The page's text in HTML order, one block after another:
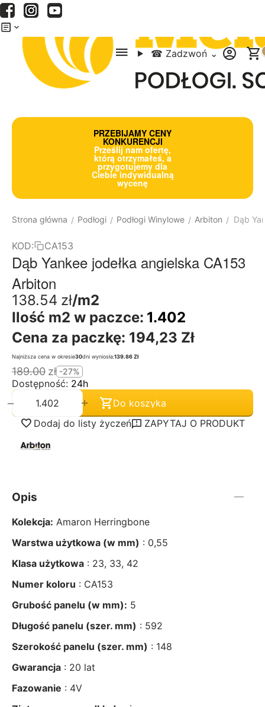
☎ Zadzwoń ⌄
PRZEBIJAMY CENY
KONKURENCJI
Prześlij nam ofertę,
którą otrzymałeś, a
przygotujemy dla
Ciebie indywidualną
wycenę
Strona główna / Podłogi / Podłogi Winylowe / Arbiton / Dąb
KOD: CA153
Dąb Yankee jodełka angielska CA153
Arbiton
138.54 zł/m2
Ilość m2 w paczce: 1.402
Cena za paczkę: 194,23 Zł
Najniższa cena w okresie30dni wyniosła:139.86 Zł
189.00 zł -27%
Dostępność: 24h
+
−
Do koszyka
Dodaj do listy życzeń
ZAPYTAJ O PRODUKT
Opis
Kolekcja: Amaron Herringbone
Warstwa użytkowa (w mm) : 0,55
Klasa użytkowa : 23, 33, 42
Numer koloru : CA153
Grubość panelu (w mm): 5
Długość panelu (szer. mm) : 592
Szerokość panelu (szer. mm) : 148
Gwarancja : 20 lat
Fazowanie : 4V